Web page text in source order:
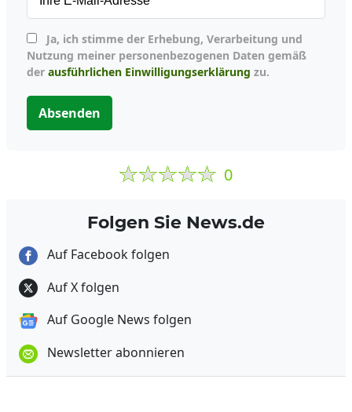
Nutzung meiner personenbezogenen Daten gemäß
der ausführlichen Einwilligungserklärung zu.
Absenden
0
Folgen Sie News.de
Auf Facebook folgen
Auf X folgen
Auf Google News folgen
Newsletter abonnieren